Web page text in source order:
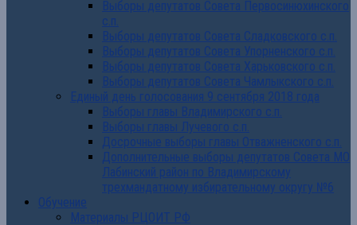
Выборы депутатов Совета Первосинюхинского
с.п.
Выборы депутатов Совета Сладковского с.п.
Выборы депутатов Совета Упорненского с.п.
Выборы депутатов Совета Харьковского с.п.
Выборы депутатов Совета Чамлыкского с.п.
Единый день голосования 9 сентября 2018 года
Выборы главы Владимирского с.п.
Выборы главы Лучевого с.п.
Досрочные выборы главы Отважненского с.п.
Дополнительные выборы депутатов Совета МО
Лабинский район по Владимирскому
трехмандатному избирательному округу №6
Обучение
Материалы РЦОИТ РФ